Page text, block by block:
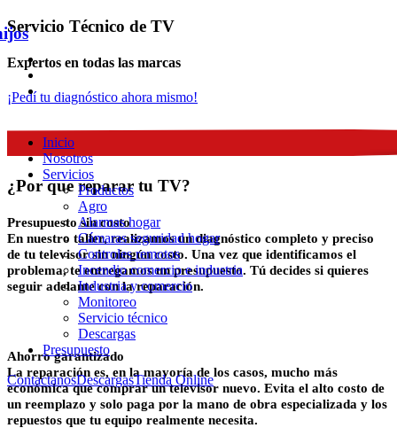
Inicio
Nosotros
Servicios
Productos
Agro
Alarmas hogar
Cámaras seguridad hogar
Controles remotos
Incendio comercio e industria
Industria y comercio
Monitoreo
Servicio técnico
Descargas
Presupuesto
ContactanosDescargasTienda Online
Servicio Técnico de TV
Expertos en todas las marcas
¡Pedí tu diagnóstico ahora mismo!
¿Por que reparar tu TV?
Presupuesto sin costo
En nuestro taller, realizamos un diagnóstico completo y preciso
de tu televisor sin ningún costo. Una vez que identificamos el
problema, te entregamos un presupuesto. Tú decides si quieres
seguir adelante con la reparación.
Ahorro garantizado
La reparación es, en la mayoría de los casos, mucho más
económica que comprar un televisor nuevo. Evita el alto costo de
un reemplazo y solo paga por la mano de obra especializada y los
repuestos que tu equipo realmente necesita.